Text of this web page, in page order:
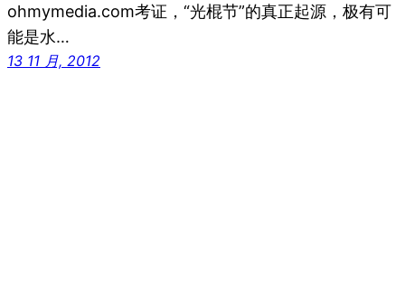
ohmymedia.com考证，“光棍节”的真正起源，极有可
能是水…
13 11 月, 2012